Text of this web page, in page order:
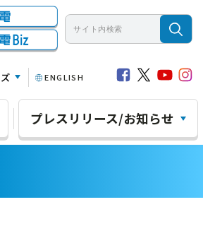
ENGLISH
プレスリリース/お知らせ